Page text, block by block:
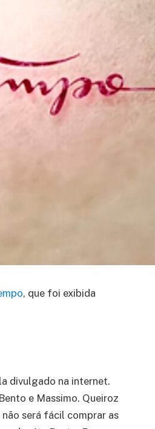
, que foi exibida
divulgado na internet.
e Massimo. Queiroz
será fácil comprar as